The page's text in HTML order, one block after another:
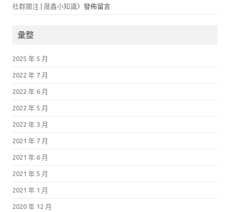
社群關注 | 晟鑫小知識〉發佈留言
彙整
2025 年 5 月
2022 年 7 月
2022 年 6 月
2022 年 5 月
2022 年 3 月
2021 年 7 月
2021 年 6 月
2021 年 5 月
2021 年 1 月
2020 年 12 月